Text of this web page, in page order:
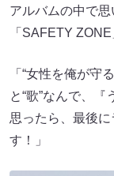
アルバムの中で
「SAFETY
「“女性を俺が守
と“歌”なんで、
思ったら、最後
す！」